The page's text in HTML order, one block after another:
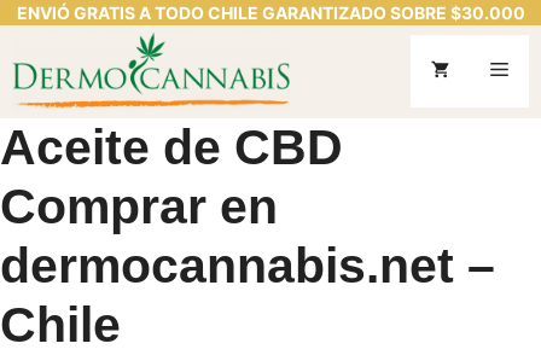
ENVIÓ GRATIS A TODO CHILE GARANTIZADO SOBRE $30.000
al
contenido
Aceite de CBD
Comprar en
dermocannabis.net –
Chile